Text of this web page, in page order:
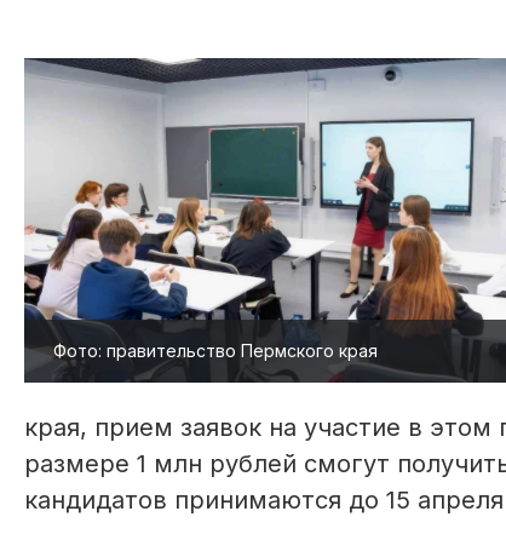
Фото: правительство Пермского края
края, прием заявок на участие в
размере 1 млн рублей смогут
кандидатов принимаются до 15